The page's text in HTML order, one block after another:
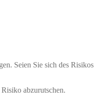
Seien Sie sich des Risikos
abzurutschen.